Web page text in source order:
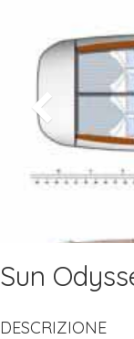
Sun
DESCRIZIONE